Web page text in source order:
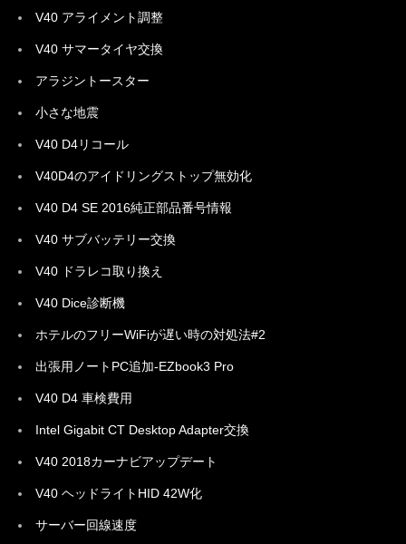
V40 アライメント調整
V40 サマータイヤ交換
アラジントースター
小さな地震
V40 D4リコール
V40D4のアイドリングストップ無効化
V40 D4 SE 2016純正部品番号情報
V40 サブバッテリー交換
V40 ドラレコ取り換え
V40 Dice診断機
ホテルのフリーWiFiが遅い時の対処法#2
出張用ノートPC追加-EZbook3 Pro
V40 D4 車検費用
Intel Gigabit CT Desktop Adapter交換
V40 2018カーナビアップデート
V40 ヘッドライトHID 42W化
サーバー回線速度